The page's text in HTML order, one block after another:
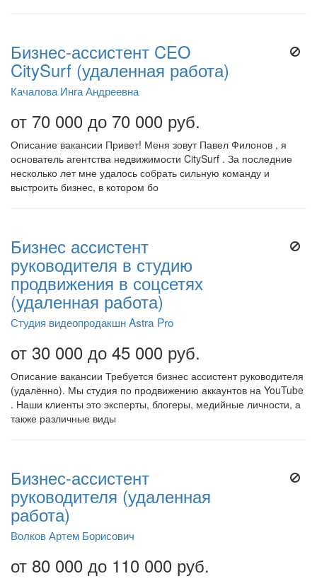
Бизнес-ассистент CEO
CitySurf (удаленная работа)
Качалова Инга Андреевна
от 70 000 до 70 000 руб.
Описание вакансии Привет! Меня зовут Павел Филонов , я
основатель агентства недвижимости CitySurf . За последние
несколько лет мне удалось собрать сильную команду и
выстроить бизнес, в котором бо
Бизнес ассистент
руководителя в студию
продвижения в соцсетях
(удаленная работа)
Студия видеопродакшн Astra Pro
от 30 000 до 45 000 руб.
Описание вакансии Требуется бизнес ассистент руководителя
(удалённо). Мы студия по продвижению аккаунтов на YouTube
. Наши клиенты это эксперты, блогеры, медийные личности, а
также различные виды
Бизнес-ассистент
руководителя (удаленная
работа)
Волков Артем Борисович
от 80 000 до 110 000 руб.